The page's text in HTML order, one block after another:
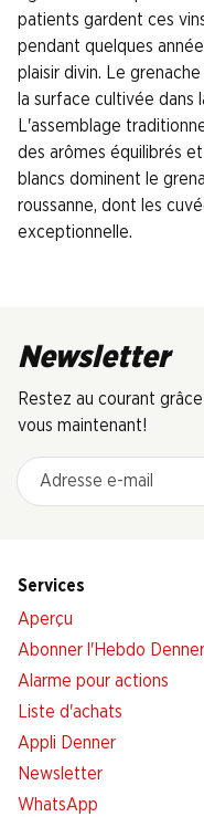
patients gardent ces
pendant quelques
plaisir divin. Le
la surface cultivée dans
L'assemblage
des arômes équilibrés
blancs dominent le
roussanne, dont les
exceptionnelle.
Newsletter
Restez au courant
vous maintenant!
Adresse e-mail
Services
Aperçu
Abonner l'Hebdo Denner
Alarme pour actions
Liste d'achats
Appli Denner
Newsletter
WhatsApp